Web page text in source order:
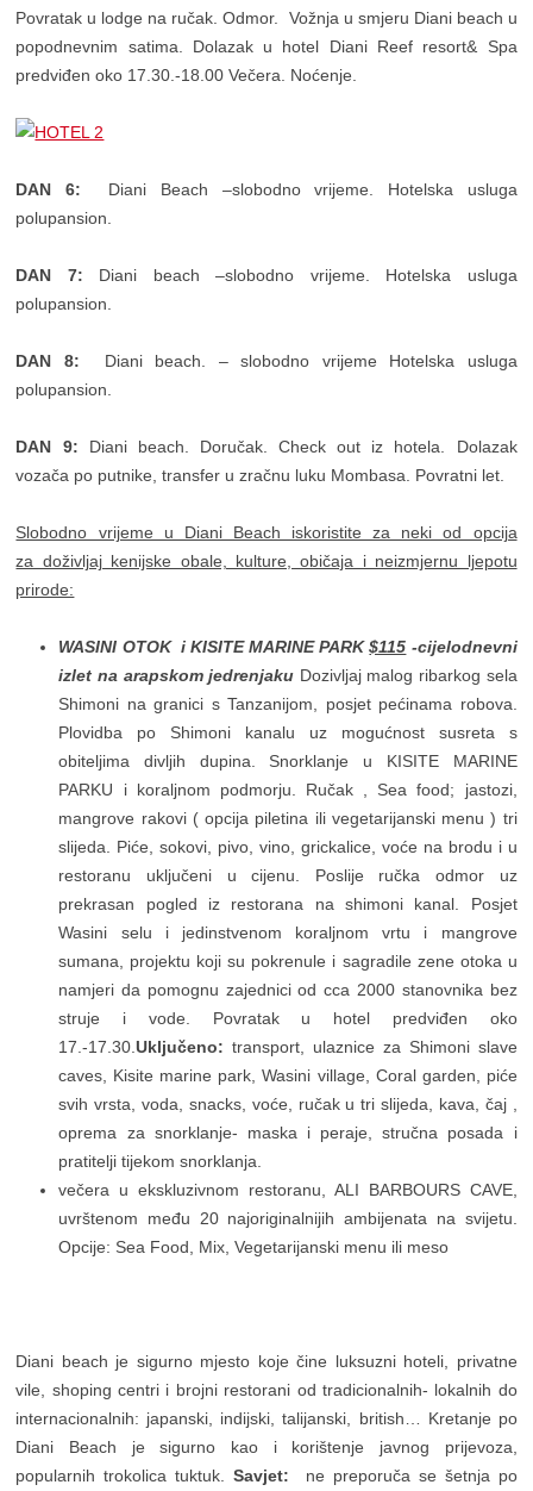
Povratak u lodge na ručak. Odmor. Vožnja u smjeru Diani beach u
popodnevnim satima. Dolazak u hotel Diani Reef resort& Spa
predviđen oko 17.30.-18.00 Večera. Noćenje.
DAN 6: Diani Beach –slobodno vrijeme. Hotelska usluga
polupansion.
DAN 7: Diani beach –slobodno vrijeme. Hotelska usluga
polupansion.
DAN 8: Diani beach. – slobodno vrijeme Hotelska usluga
polupansion.
DAN 9: Diani beach. Doručak. Check out iz hotela. Dolazak
vozača po putnike, transfer u zračnu luku Mombasa. Povratni let.
Slobodno vrijeme u Diani Beach iskoristite za neki od opcija
za doživljaj kenijske obale, kulture, običaja i neizmjernu ljepotu
prirode:
WASINI OTOK i KISITE MARINE PARK$115 -cijelodnevni
izlet na arapskom jedrenjaku Dozivljaj malog ribarkog sela
Shimoni na granici s Tanzanijom, posjet pećinama robova.
Plovidba po Shimoni kanalu uz mogućnost susreta s
obiteljima divljih dupina. Snorklanje u KISITE MARINE
PARKU i koraljnom podmorju. Ručak , Sea food; jastozi,
mangrove rakovi ( opcija piletina ili vegetarijanski menu ) tri
slijeda. Piće, sokovi, pivo, vino, grickalice, voće na brodu i u
restoranu uključeni u cijenu. Poslije ručka odmor uz
prekrasan pogled iz restorana na shimoni kanal. Posjet
Wasini selu i jedinstvenom koraljnom vrtu i mangrove
sumana, projektu koji su pokrenule i sagradile zene otoka u
namjeri da pomognu zajednici od cca 2000 stanovnika bez
struje i vode. Povratak u hotel predviđen oko
17.-17.30.Uključeno: transport, ulaznice za Shimoni slave
caves, Kisite marine park, Wasini village, Coral garden, piće
svih vrsta, voda, snacks, voće, ručak u tri slijeda, kava, čaj ,
oprema za snorklanje- maska i peraje, stručna posada i
pratitelji tijekom snorklanja.
večera u ekskluzivnom restoranu, ALI BARBOURS CAVE,
uvrštenom među 20 najoriginalnijih ambijenata na svijetu.
Opcije: Sea Food, Mix, Vegetarijanski menu ili meso
Diani beach je sigurno mjesto koje čine luksuzni hoteli, privatne
vile, shoping centri i brojni restorani od tradicionalnih- lokalnih do
internacionalnih: japanski, indijski, talijanski, british… Kretanje po
Diani Beach je sigurno kao i korištenje javnog prijevoza,
popularnih trokolica tuktuk.Savjet: ne preporuča se šetnja po